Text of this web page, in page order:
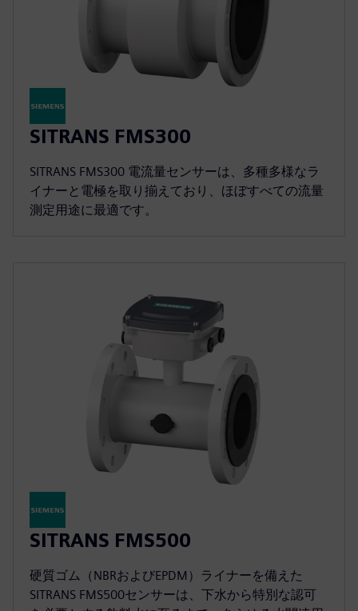
SITRANS FMS300
SITRANS FMS300 電流量センサーは、多種多様なラ
イナーと電極を取り揃えており、ほぼすべての流量
測定用途に最適です。
SITRANS FMS500
硬質ゴム（NBRおよびEPDM）ライナーを備えた
SITRANS FMS500センサーは、下水から特別な認可